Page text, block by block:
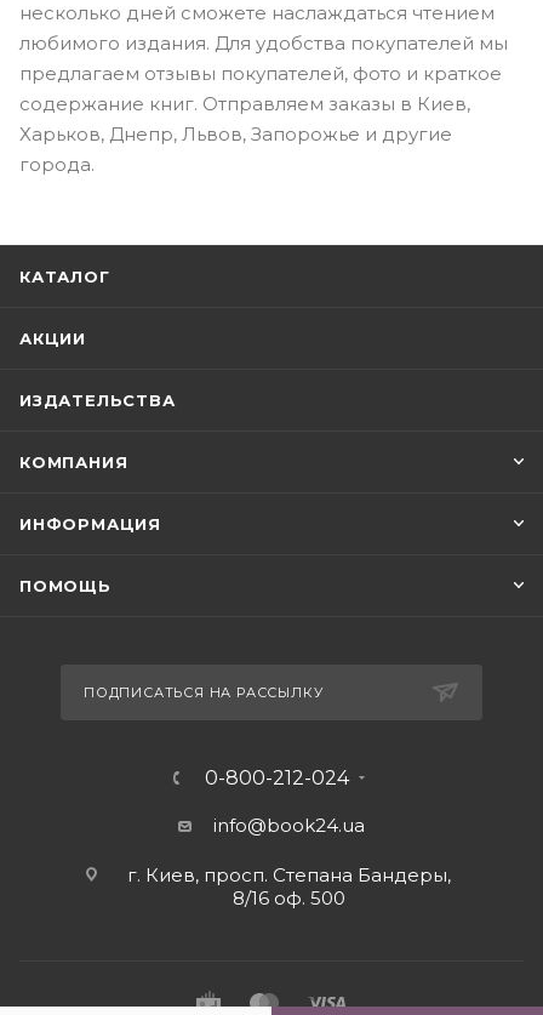
несколько дней сможете наслаждаться чтением
любимого издания. Для удобства покупателей мы
предлагаем отзывы покупателей, фото и краткое
содержание книг. Отправляем заказы в Киев,
Харьков, Днепр, Львов, Запорожье и другие
города.
КАТАЛОГ
АКЦИИ
ИЗДАТЕЛЬСТВА
КОМПАНИЯ
ИНФОРМАЦИЯ
ПОМОЩЬ
ПОДПИСАТЬСЯ НА РАССЫЛКУ
0-800-212-024
info@book24.ua
г. Киев, просп. Степана Бандеры,
8/16 оф. 500